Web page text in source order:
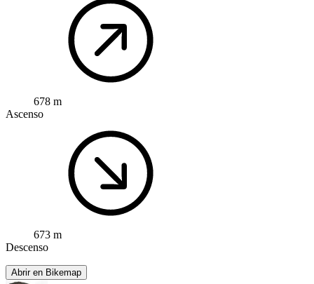
678 m
Ascenso
673 m
Descenso
Abrir en Bikemap